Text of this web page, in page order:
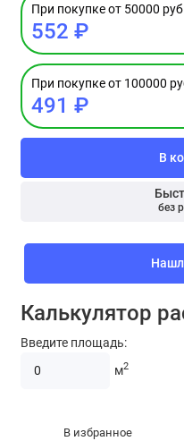
При покупке от 50000 руб
552 ₽
При покупке от 100000
491 ₽
В
без
Калькулятор
Введите площадь:
м2
В избранное